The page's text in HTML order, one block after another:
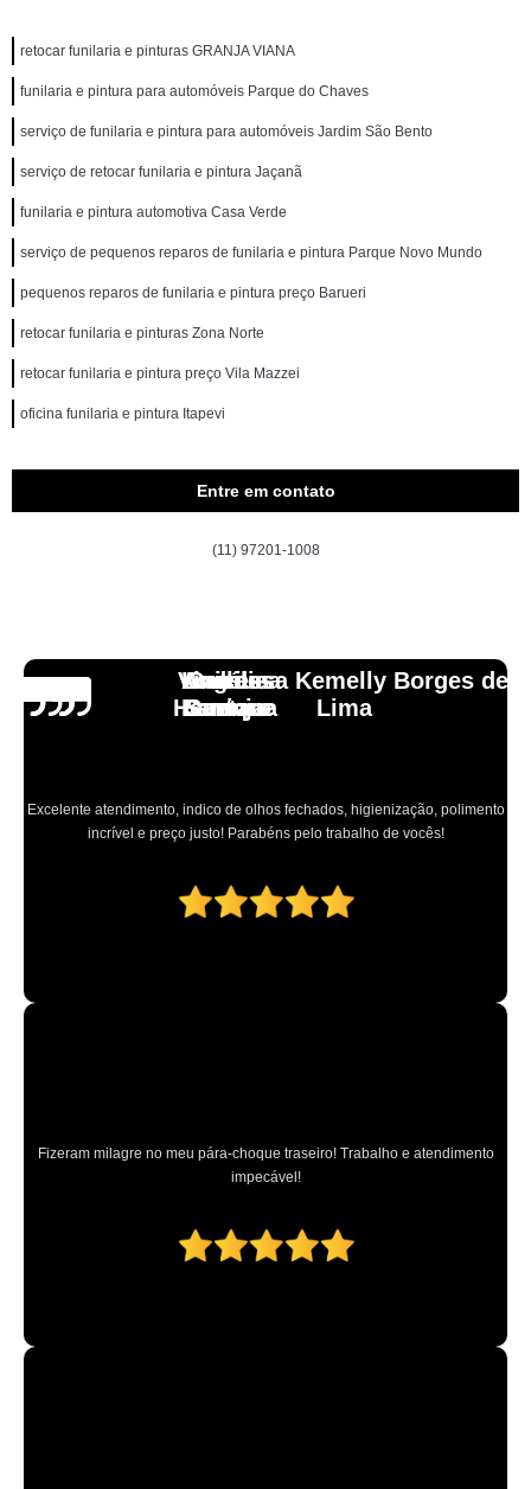
retocar funilaria e pinturas GRANJA VIANA
funilaria e pintura para automóveis Parque do Chaves
serviço de funilaria e pintura para automóveis Jardim São Bento
serviço de retocar funilaria e pintura Jaçanã
funilaria e pintura automotiva Casa Verde
serviço de pequenos reparos de funilaria e pintura Parque Novo Mundo
pequenos reparos de funilaria e pintura preço Barueri
retocar funilaria e pinturas Zona Norte
retocar funilaria e pintura preço Vila Mazzei
oficina funilaria e pintura Itapevi
Entre em contato
(11) 97201-1008
Angélica
Santana
Excelente atendimento, indico de olhos fechados, higienização, polimento
incrível e preço justo! Parabéns pelo trabalho de vocês!
Andressa Kemelly Borges de
Lima
Fizeram milagre no meu pára-choque traseiro! Trabalho e atendimento
impecável!
Carlos
Henrique
Vinicius
Laranja
Lourdes
Santoro